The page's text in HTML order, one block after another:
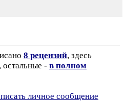
8 рецензий, здесь
остальные - в полном
личное сообщение